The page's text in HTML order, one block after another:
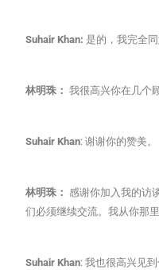
Suhair Khan: 是的，我完全同
林明珠： 我很高兴你在几个
Suhair Khan: 谢谢你的赞美。
林明珠： 感谢你加入我的访
们必须继续交流。我从你那
Suhair Khan: 我也很高兴见到